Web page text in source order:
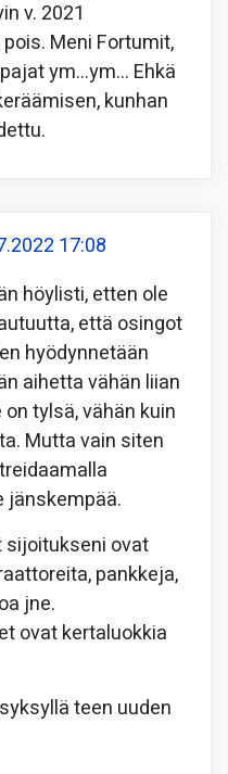
v. 2021
Meni Fortumit,
ym…ym… Ehkä
kunhan
17:08
höylisti, etten ole
että osingot
hyödynnetään
aihetta vähän liian
tylsä, vähän kuin
Mutta vain siten
jänskempää.
sijoitukseni ovat
pankkeja,
jne.
ovat kertaluokkia
teen uuden